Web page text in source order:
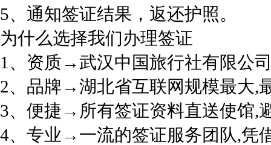
5、通知签证结果，返还护照。
为什么选择我们办理签证
1、资质→武汉中国旅行社有限公
2、品牌→湖北省互联网规模最大,
3、便捷→所有签证资料直送使馆,
4、专业→一流的签证服务团队,凭